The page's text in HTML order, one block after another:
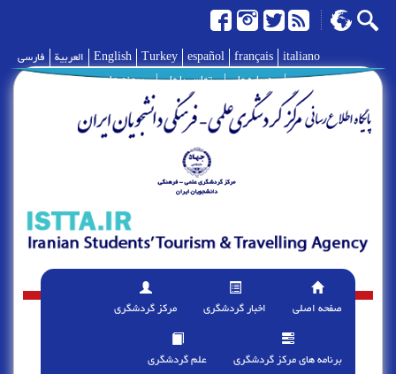
فارسی العربية English Turkey español français italiano
درباره ما | تماس با ما | پیوند ها |
صفحه اصلی اخبار گردشگری مرکز گردشگری
برنامه های مرکز گردشگری علم گردشگری